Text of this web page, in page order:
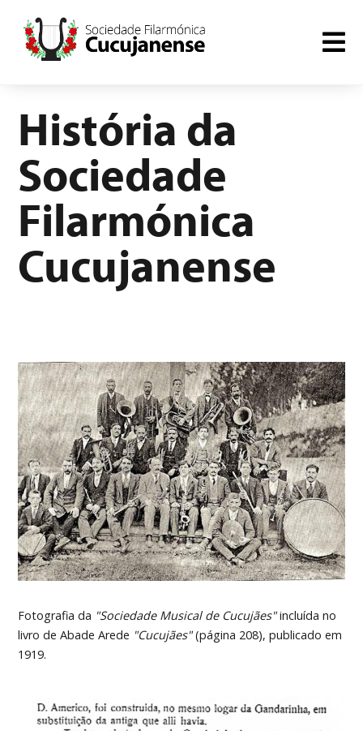
História da
Sociedade
Filarmónica
Cucujanense
Fotografia da "Sociedade Musical de Cucujães"incluída no
livro de Abade Arede "Cucujães"(página 208), publicado em
1919.